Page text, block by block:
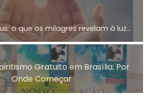
do
Antigo
Testamento
o que os milagres revelam à luz...
Gratuito em Brasília: Por
Onde Começar